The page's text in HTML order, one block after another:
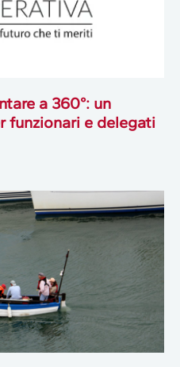
a 360°: un
funzionari e delegati